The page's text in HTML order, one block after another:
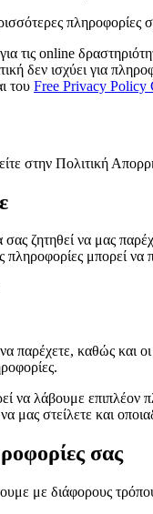
online
δεν ισχύει για
του Free Privacy Policy
στην Πολιτική
ζητηθεί να μας
μπορεί να
παρέχετε, καθώς και
να λάβουμε
μας στείλετε και
σας
με διάφορους